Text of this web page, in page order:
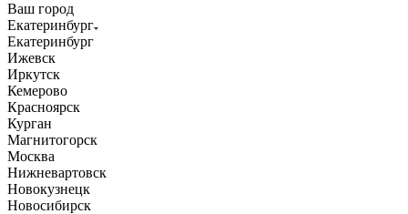
Ваш город
Екатеринбург
Екатеринбург
Ижевск
Иркутск
Кемерово
Красноярск
Курган
Магнитогорск
Москва
Нижневартовск
Новокузнецк
Новосибирск